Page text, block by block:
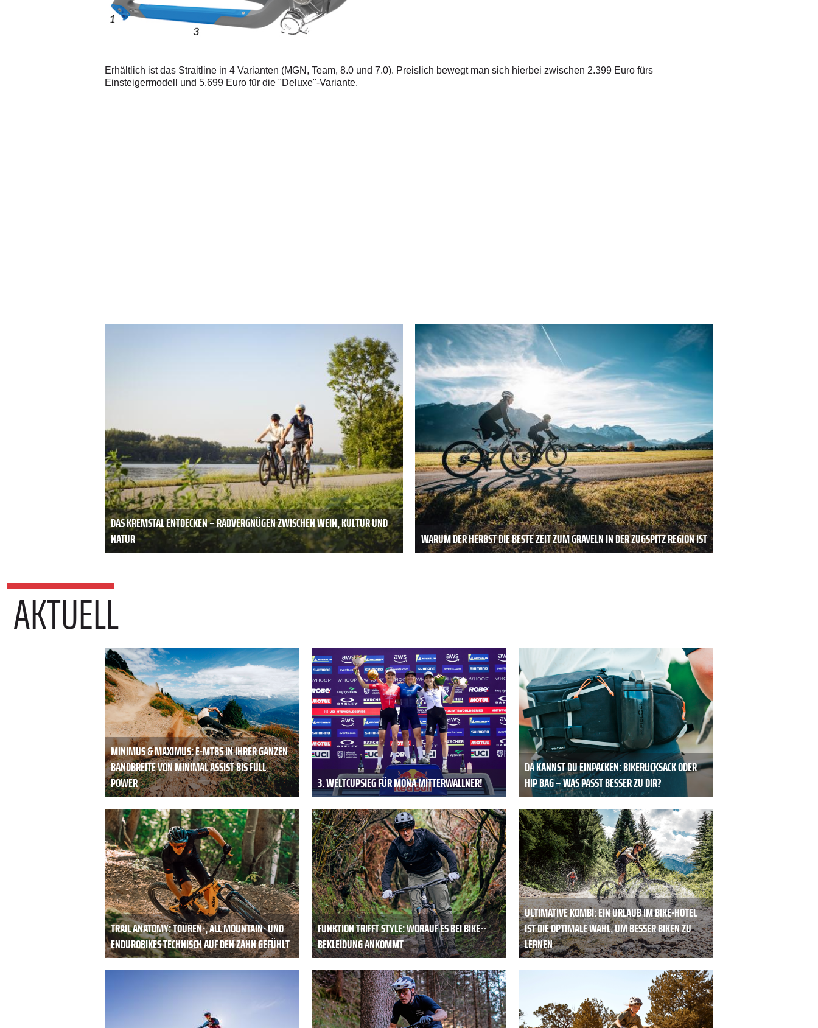
Erhältlich ist das Straitline in 4 Varianten (MGN, Team, 8.0 und 7.0). Preislich bewegt man sich hierbei zwischen 2.399 Euro fürs
Einsteigermodell und 5.699 Euro für die "Deluxe"-Variante.
DAS KREMSTAL ENTDECKEN – RADVERGNÜGEN ZWISCHEN WEIN, KULTUR UND
NATUR
WARUM DER HERBST DIE BESTE ZEIT ZUM GRAVELN IN DER ZUGSPITZ REGION IST
AKTUELL
MINIMUS & MAXIMUS: E-MTBS IN IHRER GANZEN
BANDBREITE VON MINIMAL ASSIST BIS FULL
POWER
3. WELTCUPSIEG FÜR MONA MITTERWALLNER!
DA KANNST DU ­EINPACKEN: BIKERUCKSACK ODER
HIP BAG – WAS PASST BESSER ZU DIR?
TRAIL ANATOMY: TOUREN-, ALL MOUNTAIN- UND
ENDUROBIKES TECHNISCH AUF DEN ZAHN GEFÜHLT
FUNKTION TRIFFT STYLE: ­WORAUF ES BEI BIKE-­
BEKLEIDUNG ANKOMMT
ULTIMATIVE KOMBI: EIN URLAUB IM BIKE-HOTEL
IST DIE OPTIMALE WAHL, UM BESSER BIKEN ZU
LERNEN